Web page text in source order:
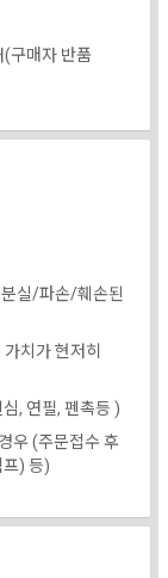
구매자 반품
실/파손/훼손된
치가 현저히
, 연필, 펜촉등 )
우 (주문접수 후
) 등)